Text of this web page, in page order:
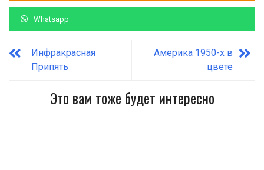
Whatsapp
Инфракрасная
Припять
Америка 1950-х в
цвете
Это вам тоже будет интересно